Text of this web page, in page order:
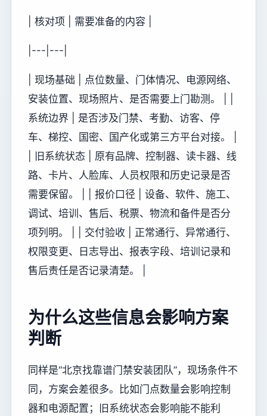
| 核对项 | 需要准备的内容 |
|---|---|
| 现场基础 | 点位数量、门体情况、电源网络、
安装位置、现场照片、是否需要上门勘测。 | |
系统边界 | 是否涉及门禁、考勤、访客、停
车、梯控、国密、国产化或第三方平台对接。 |
| 旧系统状态 | 原有品牌、控制器、读卡器、线
路、卡片、人脸库、人员权限和历史记录是否
需要保留。 | | 报价口径 | 设备、软件、施工、
调试、培训、售后、税票、物流和备件是否分
项列明。 | | 交付验收 | 正常通行、异常通行、
权限变更、日志导出、报表字段、培训记录和
售后责任是否记录清楚。 |
为什么这些信息会影响方案
判断
同样是“北京找靠谱门禁安装团队”，现场条件不
同，方案会差很多。比如门点数量会影响控制
器和电源配置；旧系统状态会影响能不能利